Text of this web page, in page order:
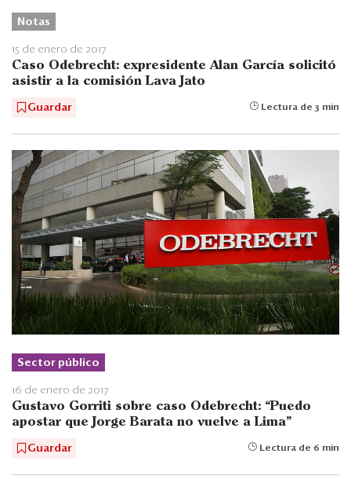
Notas
15 de enero de 2017
Caso Odebrecht: expresidente Alan García solicitó
asistir a la comisión Lava Jato
Guardar Lectura de 3 min
Sector público
16 de enero de 2017
Gustavo Gorriti sobre caso Odebrecht: “Puedo
apostar que Jorge Barata no vuelve a Lima”
Guardar Lectura de 6 min